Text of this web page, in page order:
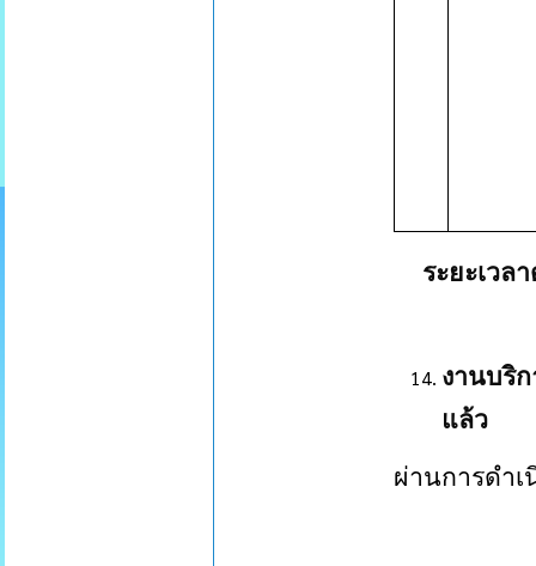
ระยะเวล
งานบริ
แล้ว
ผ่านการดำ